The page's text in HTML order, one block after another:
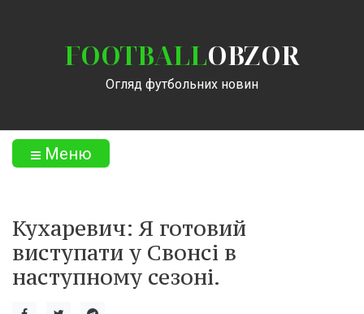
FOOTBALLOBZOR
Огляд футбольних новин
Меню
Кухаревич: Я готовий
виступати у Свонсі в
наступному сезоні.